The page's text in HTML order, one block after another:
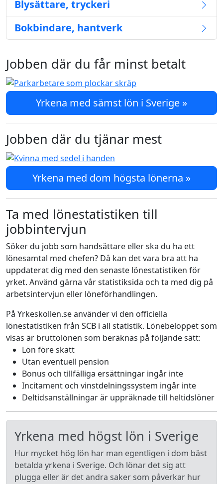
Blysättare, tryckeri
Bokbindare, hantverk
Jobben där du får minst betalt
Yrkena med sämst lön i Sverige »
Jobben där du tjänar mest
Yrkena med dom högsta lönerna »
Ta med lönestatistiken till
jobbintervjun
Söker du jobb som handsättare eller ska du ha ett
lönesamtal med chefen? Då kan det vara bra att ha
uppdaterat dig med den senaste lönestatistiken för
yrket. Använd gärna vår statistiksida och ta med dig på
arbetsintervjun eller löneförhandlingen.
På Yrkeskollen.se använder vi den officiella
lönestatistiken från SCB i all statistik. Lönebeloppet som
visas är bruttolönen som beräknas på följande sätt:
Lön före skatt
Utan eventuell pension
Bonus och tillfälliga ersättningar ingår inte
Incitament och vinstdelningssystem ingår inte
Deltidsanställningar är uppräknade till heltidslöner
Yrkena med högst lön i Sverige
Hur mycket hög lön har man egentligen i dom bäst
betalda yrkena i Sverige. Och lönar det sig att
plugga eller är det andra saker som påverkar hur